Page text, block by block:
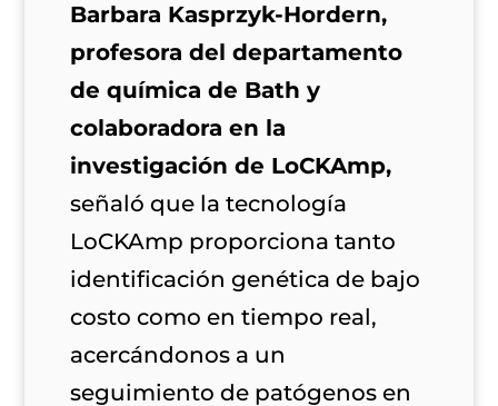
Barbara Kasprzyk-Hordern,
profesora del departamento
de química de Bath y
colaboradora en la
investigación de LoCKAmp,
señaló que la tecnología
LoCKAmp proporciona tanto
identificación genética de bajo
costo como en tiempo real,
acercándonos a un
seguimiento de patógenos en